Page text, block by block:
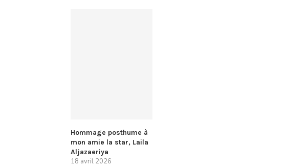
Hommage posthume à
mon amie la star, Laila
Aljazaeriya
18 avril 2026